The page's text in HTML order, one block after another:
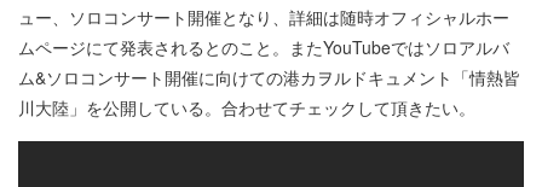
ュー、ソロコンサート開催となり、詳細は随時オフィシャルホー
ムページにて発表されるとのこと。またYouTubeではソロアルバ
ム&ソロコンサート開催に向けての港カヲルドキュメント「情熱皆
川大陸」を公開している。合わせてチェックして頂きたい。